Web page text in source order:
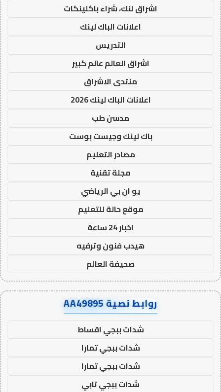
اشراق لنك، شراء باكلينكات
اعلانات الباك لينك
التدريس
اشراق العالم عالم كبير
منتدى الاشراق
اعلانات الباك لينك 2026
مدسن طب
باك لينك وجيست بوست
مصادر التعليم
مجلة تقنية
يو ان بي الرياضي
موقع حالة للتعليم
اخبار 24 ساعة
هيدب فنون وترفيه
صحيفة العالم
روابط نصية AA49895
شدات ببجي اقساط
شدات ببجي تمارا
شدات ببجي تمارا
شدات ببجي تابي